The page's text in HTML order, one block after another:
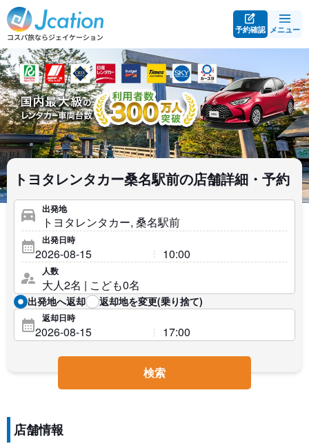
予約確認 メニュー
トヨタレンタカー桑名駅前の店舗詳細・予約
出発地
出発日時
人数
出発地へ返却 返却地を変更(乗り捨て)
返却日時
検索
店舗情報